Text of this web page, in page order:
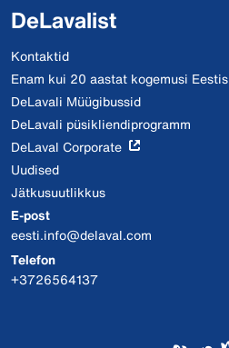
DeLavalist
Kontaktid
Enam kui 20 aastat kogemusi Eestis
DeLavali Müügibussid
DeLavali püsikliendiprogramm
DeLaval Corporate
Uudised
Jätkusuutlikkus
E-post
eesti.info@delaval.com
Telefon
+3726564137